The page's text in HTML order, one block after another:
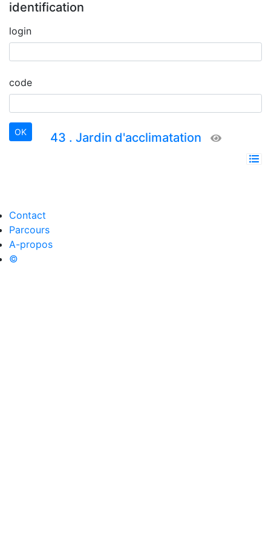
identification
login
code
43 . Jardin d'acclimatation
Contact
Parcours
A-propos
©